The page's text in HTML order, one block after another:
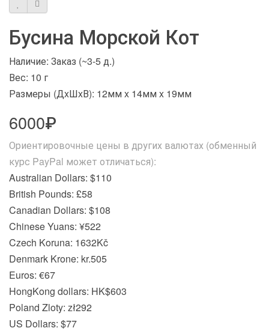
Бусина Морской Кот
Наличие: Заказ (~3-5 д.)
Вес: 10 г
Размеры (ДxШxВ): 12мм x 14мм x 19мм
6000₽
Ориентировочные цены в других валютах (обменный
курс PayPal может отличаться):
Australian Dollars: $110
British Pounds: £58
Canadian Dollars: $108
Chinese Yuans: ¥522
Czech Koruna: 1632Kč
Denmark Krone: kr.505
Euros: €67
HongKong dollars: HK$603
Poland Zloty: zł292
US Dollars: $77